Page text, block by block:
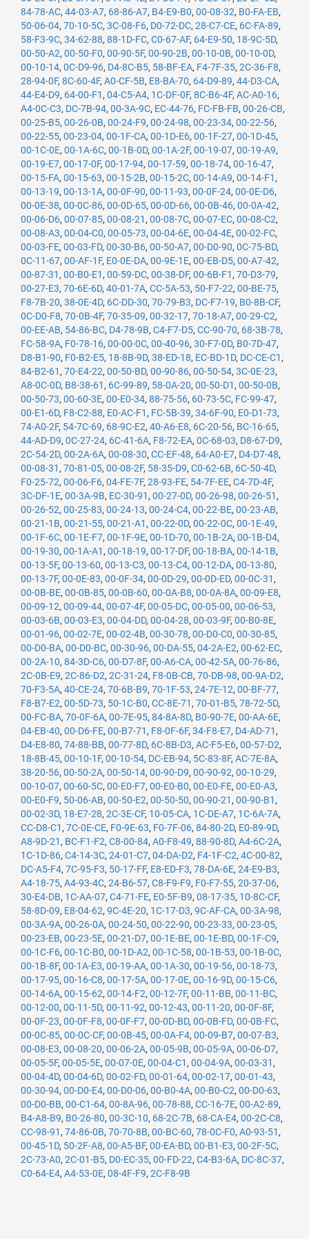
84-78-AC, 44-03-A7, 68-86-A7, B4-E9-B0, 00-08-32, B0-FA-EB,
50-06-04, 70-10-5C, 3C-08-F6, D0-72-DC, 28-C7-CE, 6C-FA-89,
58-F3-9C, 34-62-88, 88-1D-FC, C0-67-AF, 64-E9-50, 18-9C-5D,
00-50-A2, 00-50-F0, 00-90-5F, 00-90-2B, 00-10-0B, 00-10-0D,
00-10-14, 0C-D9-96, D4-8C-B5, 58-BF-EA, F4-7F-35, 2C-36-F8,
28-94-0F, 8C-60-4F, A0-CF-5B, E8-BA-70, 64-D9-89, 44-D3-CA,
44-E4-D9, 64-00-F1 , 04-C5-A4, 1C-DF-0F, 8C-B6-4F, AC-A0-16,
A4-0C-C3, DC-7B-94, 00-3A-9C, EC-44-76, FC-FB-FB, 00-26-CB,
00-25-B5, 00-26-0B, 00-24-F9, 00-24-98, 00-23-34, 00-22-56,
00-22-55, 00-23-04, 00-1F-CA, 00-1D-E6, 00-1F-27, 00-1D-45,
00-1C-0E, 00-1A-6C, 00-1B-0D, 00-1A-2F, 00-19-07, 00-19-A9,
00-19-E7, 00-17-0F, 00-17-94, 00-17-59, 00-18-74, 00-16-47,
00-15-FA, 00-15-63, 00-15-2B, 00-15-2C, 00-14-A9, 00-14-F1 ,
00-13-19, 00-13-1A, 00-0F-90, 00-11-93, 00-0F-24, 00-0E-D6,
00-0E-38, 00-0C-86, 00-0D-65, 00-0D-66, 00-0B-46, 00-0A-42,
00-06-D6, 00-07-85, 00-08-21 , 00-08-7C, 00-07-EC, 00-08-C2,
00-08-A3, 00-04-C0, 00-05-73, 00-04-6E, 00-04-4E, 00-02-FC,
00-03-FE, 00-03-FD, 00-30-B6, 00-50-A7, 00-D0-90, 0C-75-BD,
0C-11-67, 00-AF-1F, E0-0E-DA, 00-9E-1E, 00-EB-D5, 00-A7-42,
00-87-31 , 00-B0-E1 , 00-59-DC, 00-38-DF, 00-6B-F1 , 70-D3-79,
00-27-E3, 70-6E-6D, 40-01-7A, CC-5A-53, 50-F7-22, 00-BE-75,
F8-7B-20, 38-0E-4D, 6C-DD-30, 70-79-B3, DC-F7-19, B0-8B-CF,
0C-D0-F8, 70-0B-4F, 70-35-09, 00-32-17, 70-18-A7, 00-29-C2,
00-EE-AB, 54-86-BC, D4-78-9B, C4-F7-D5, CC-90-70, 68-3B-78,
FC-58-9A, F0-78-16, 00-00-0C, 00-40-96, 30-F7-0D, B0-7D-47,
D8-B1-90, F0-B2-E5, 18-8B-9D, 38-ED-18, EC-BD-1D, DC-CE-C1 ,
84-B2-61 , 70-E4-22, 00-50-BD, 00-90-86, 00-50-54, 3C-0E-23,
A8-0C-0D, B8-38-61 , 6C-99-89, 58-0A-20, 00-50-D1 , 00-50-0B,
00-50-73, 00-60-3E, 00-E0-34, 88-75-56, 60-73-5C, FC-99-47,
00-E1-6D, F8-C2-88, E0-AC-F1 , FC-5B-39, 34-6F-90, E0-D1-73,
74-A0-2F, 54-7C-69, 68-9C-E2, 40-A6-E8, 6C-20-56, BC-16-65,
44-AD-D9, 0C-27-24, 6C-41-6A, F8-72-EA, 0C-68-03, D8-67-D9,
2C-54-2D, 00-2A-6A, 00-08-30, CC-EF-48, 64-A0-E7, D4-D7-48,
00-08-31 , 70-81-05, 00-08-2F, 58-35-D9, C0-62-6B, 6C-50-4D,
F0-25-72, 00-06-F6, 04-FE-7F, 28-93-FE, 54-7F-EE, C4-7D-4F,
3C-DF-1E, 00-3A-9B, EC-30-91 , 00-27-0D, 00-26-98, 00-26-51 ,
00-26-52, 00-25-83, 00-24-13, 00-24-C4, 00-22-BE, 00-23-AB,
00-21-1B, 00-21-55, 00-21-A1 , 00-22-0D, 00-22-0C, 00-1E-49,
00-1F-6C, 00-1E-F7, 00-1F-9E, 00-1D-70, 00-1B-2A, 00-1B-D4,
00-19-30, 00-1A-A1 , 00-18-19, 00-17-DF, 00-18-BA, 00-14-1B,
00-13-5F, 00-13-60, 00-13-C3, 00-13-C4, 00-12-DA, 00-13-80,
00-13-7F, 00-0E-83, 00-0F-34, 00-0D-29, 00-0D-ED, 00-0C-31 ,
00-0B-BE, 00-0B-85, 00-0B-60, 00-0A-B8, 00-0A-8A, 00-09-E8,
00-09-12, 00-09-44, 00-07-4F, 00-05-DC, 00-05-00, 00-06-53,
00-03-6B, 00-03-E3, 00-04-DD, 00-04-28, 00-03-9F, 00-B0-8E,
00-01-96, 00-02-7E, 00-02-4B, 00-30-78, 00-D0-C0, 00-30-85,
00-D0-BA, 00-D0-BC, 00-30-96, 00-DA-55, 04-2A-E2, 00-62-EC,
00-2A-10, 84-3D-C6, 00-D7-8F, 00-A6-CA, 00-42-5A, 00-76-86,
2C-0B-E9, 2C-86-D2, 2C-31-24, F8-0B-CB, 70-DB-98, 00-9A-D2,
70-F3-5A, 40-CE-24, 70-6B-B9, 70-1F-53, 24-7E-12, 00-BF-77,
F8-B7-E2, 00-5D-73, 50-1C-B0, CC-8E-71 , 70-01-B5, 78-72-5D,
00-FC-BA, 70-0F-6A, 00-7E-95, 84-8A-8D, B0-90-7E, 00-AA-6E,
04-EB-40, 00-D6-FE, 00-B7-71 , F8-0F-6F, 34-F8-E7, D4-AD-71 ,
D4-E8-80, 74-88-BB, 00-77-8D, 6C-8B-D3, AC-F5-E6, 00-57-D2,
18-8B-45, 00-10-1F, 00-10-54, DC-EB-94, 5C-83-8F, AC-7E-8A,
38-20-56, 00-50-2A, 00-50-14, 00-90-D9, 00-90-92, 00-10-29,
00-10-07, 00-60-5C, 00-E0-F7, 00-E0-B0, 00-E0-FE, 00-E0-A3,
00-E0-F9, 50-06-AB, 00-50-E2, 00-50-50, 00-90-21 , 00-90-B1 ,
00-02-3D, 18-E7-28, 2C-3E-CF, 10-05-CA, 1C-DE-A7, 1C-6A-7A,
CC-D8-C1 , 7C-0E-CE, F0-9E-63, F0-7F-06, 84-80-2D, E0-89-9D,
A8-9D-21 , BC-F1-F2, C8-00-84, A0-F8-49, 88-90-8D, A4-6C-2A,
1C-1D-86, C4-14-3C, 24-01-C7, 04-DA-D2, F4-1F-C2, 4C-00-82,
DC-A5-F4, 7C-95-F3, 50-17-FF, E8-ED-F3, 78-DA-6E, 24-E9-B3,
A4-18-75, A4-93-4C, 24-B6-57, C8-F9-F9, F0-F7-55, 20-37-06,
30-E4-DB, 1C-AA-07, C4-71-FE, E0-5F-B9, 08-17-35, 10-8C-CF,
58-8D-09, E8-04-62, 9C-4E-20, 1C-17-D3, 9C-AF-CA, 00-3A-98,
00-3A-9A, 00-26-0A, 00-24-50, 00-22-90, 00-23-33, 00-23-05,
00-23-EB, 00-23-5E, 00-21-D7, 00-1E-BE, 00-1E-BD, 00-1F-C9,
00-1C-F6, 00-1C-B0, 00-1D-A2, 00-1C-58, 00-1B-53, 00-1B-0C,
00-1B-8F, 00-1A-E3, 00-19-AA, 00-1A-30, 00-19-56, 00-18-73,
00-17-95, 00-16-C8, 00-17-5A, 00-17-0E, 00-16-9D, 00-15-C6,
00-14-6A, 00-15-62, 00-14-F2, 00-12-7F, 00-11-BB, 00-11-BC,
00-12-00, 00-11-5D, 00-11-92, 00-12-43, 00-11-20, 00-0F-8F,
00-0F-23, 00-0F-F8, 00-0F-F7, 00-0D-BD, 00-0B-FD, 00-0B-FC,
00-0C-85, 00-0C-CF, 00-0B-45, 00-0A-F4, 00-09-B7, 00-07-B3,
00-08-E3, 00-08-20, 00-06-2A, 00-05-9B, 00-05-9A, 00-06-D7,
00-05-5F, 00-05-5E, 00-07-0E, 00-04-C1 , 00-04-9A, 00-03-31 ,
00-04-4D, 00-04-6D, 00-02-FD, 00-01-64, 00-02-17, 00-01-43,
00-30-94, 00-D0-E4, 00-D0-06, 00-B0-4A, 00-B0-C2, 00-D0-63,
00-D0-BB, 00-C1-64, 00-8A-96, 00-78-88, CC-16-7E, 00-A2-89,
B4-A8-B9, B0-26-80, 00-3C-10, 68-2C-7B, 68-CA-E4, 00-2C-C8,
CC-98-91 , 74-86-0B, 70-70-8B, 00-BC-60, 78-0C-F0, A0-93-51 ,
00-45-1D, 50-2F-A8, 00-A5-BF, 00-EA-BD, 00-B1-E3, 00-2F-5C,
2C-73-A0, 2C-01-B5, D0-EC-35, 00-FD-22, C4-B3-6A, DC-8C-37,
C0-64-E4, A4-53-0E, 08-4F-F9, 2C-F8-9B